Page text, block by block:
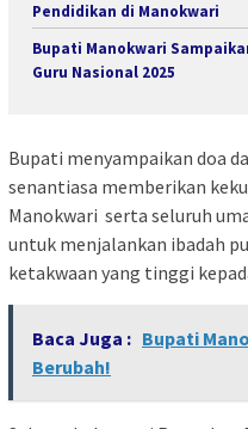
Pendidikan di Manokwari
Bupati Manokwari
Guru Nasional 2025
Bupati menyampaikan doa
senantiasa memberikan
Manokwari serta seluruh
untuk menjalankan ibadah
ketakwaan yang tinggi
Baca Juga : Bupati
Berubah!